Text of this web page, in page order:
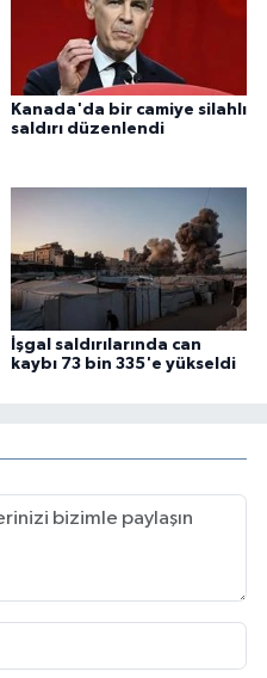
Kanada'da bir camiye silahlı
saldırı düzenlendi
İşgal saldırılarında can
kaybı 73 bin 335'e yükseldi